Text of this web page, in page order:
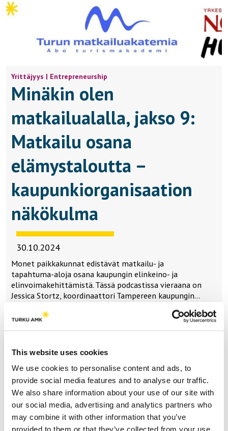
This website uses cookies
We use cookies to personalise content and ads, to
provide social media features and to analyse our traffic.
We also share information about your use of our site with
our social media, advertising and analytics partners who
may combine it with other information that you’ve
provided to them or that they’ve collected from your use
Yrittäjyys | Entrepreneurship
Minäkin olen
matkailualalla, jakso 9:
Matkailu osana
elämystaloutta –
kaupunkiorganisaation
näkökulma
30.10.2024
Monet paikkakunnat edistävät matkailu- ja
tapahtuma-aloja osana kaupungin elinkeino- ja
elinvoimakehittämistä. Tässä podcastissa vieraana on
Jessica Stortz, koordinaattori Tampereen kaupungin…
Lataa lisää
Teemat | Themes
Hyve | Health and Well-being